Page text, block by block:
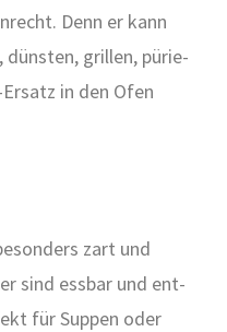
Denn er kann
düns­ten, gril­len, pürie­
in den Ofen
zart und
sind ess­bar und ent­
für Sup­pen oder